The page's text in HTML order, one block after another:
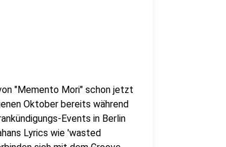
"Memento Mori" schon jetzt
Oktober bereits während
Events in Berlin
Lyrics wie 'wasted